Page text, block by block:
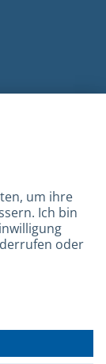
Service der